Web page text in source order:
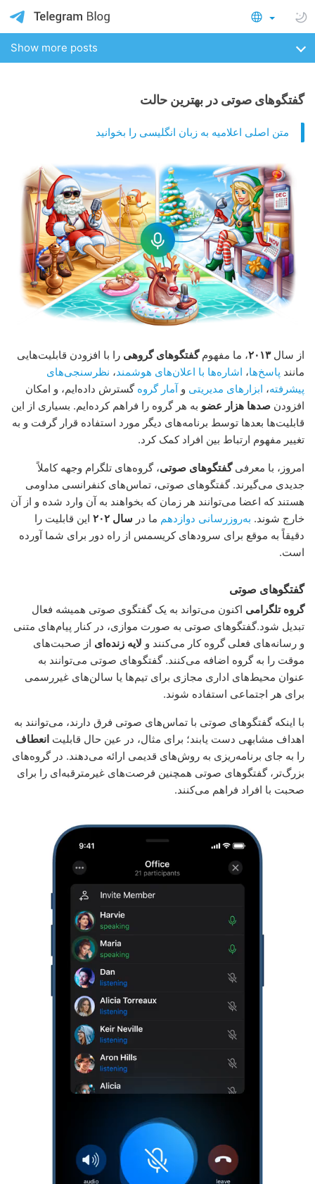
Show more posts
گفتگوهای صوتی در بهترین حالت
متن اصلی اعلامیه به زبان انگلیسی را بخوانید
از سال۲۰۱۳، ما مفهومگفتگوهای گروهی را با افزودن قابلیت‌هایی
مانند پاسخ‌ها، اشاره‌ها با اعلان‌های هوشمند، نظرسنجی‌های
پیشرفته، ابزارهای مدیریتی وآمار گروه گسترش داده‌ایم، و امکان
افزودن صدها هزار عضو به هر گروه را فراهم کرده‌ایم. بسیاری از این
قابلیت‌ها بعدها توسط برنامه‌های دیگر مورد استفاده قرار گرفت و به
تغییر مفهوم ارتباط بین افراد کمک کرد.
امروز، با معرفیگفتگوهای صوتی، گروه‌های تلگرام وجهه کاملاً
جدیدی می‌گیرند. گفتگوهای صوتی، تماس‌های کنفرانسی مداومی
هستند که اعضا می‌توانند هر زمان که بخواهند به آن وارد شده و از آن
خارج شوند. به‌روزرسانی دوازدهم ما در سال ۲۰۲
این قابلیت را
دقیقاً به موقع برای سرودهای کریسمس از راه دور برای شما آورده
است.
گفتگوهای صوتی
گروه تلگرامی اکنون می‌تواند به یک گفتگوی صوتی همیشه فعال
تبدیل شود.گفتگوهای صوتی به صورت موازی، در کنار پیام‌های متنی
و رسانه‌های فعلی گروه کار می‌کنند و لایه زنده‌ای از صحبت‌های
موقت را به گروه اضافه می‌کنند. گفتگوهای صوتی می‌توانند به
عنوان محیط‌های اداری مجازی برای تیم‌ها یا سالن‌های غیررسمی
برای هر اجتماعی استفاده شوند.
با اینکه گفتگوهای صوتی با تماس‌های صوتی فرق دارند، می‌توانند به
اهداف مشابهی دست یابند؛ برای مثال، در عین حال قابلیت انعطاف
را به جای برنامه‌ریزی به روش‌های قدیمی ارائه می‌دهند. در گروه‌های
بزرگ‌تر، گفتگوهای صوتی همچنین فرصت‌های غیرمترقبه‌ای را برای
صحبت با افراد فراهم می‌کنند.